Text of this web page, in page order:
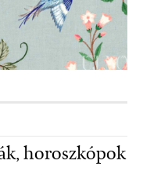
horoszkópok